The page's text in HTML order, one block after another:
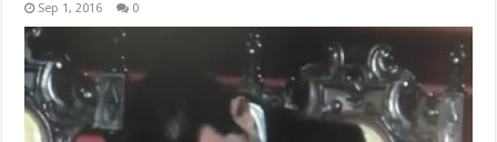
Sep 1, 2016 0